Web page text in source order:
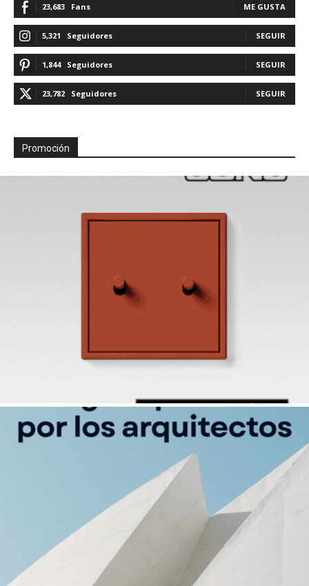
23,683 Fans ME GUSTA
5,321 Seguidores SEGUIR
1,844 Seguidores SEGUIR
23,782 Seguidores SEGUIR
Promoción